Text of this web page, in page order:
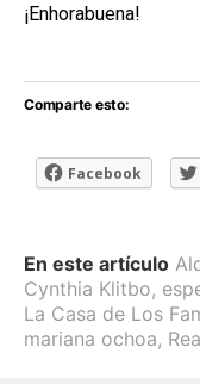
¡Enhorabuena!
Comparte esto:
Facebook
En este artículo
Cynthia Klitbo,
La Casa de Los
mariana ochoa,